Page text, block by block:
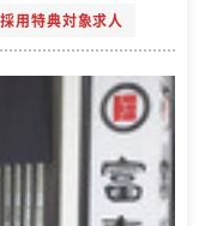
用特典対象求人